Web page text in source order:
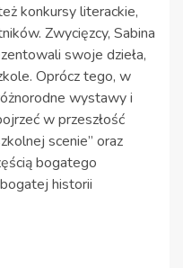
konkursy literackie,
Zwycięzcy, Sabina
swoje dzieła,
Oprócz tego, w
wystawy i
w przeszłość
scenie” oraz
bogatego
historii